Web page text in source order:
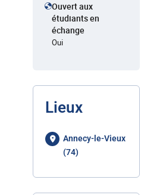
Ouvert aux
étudiants en
échange
Oui
Lieux
Annecy-le-Vieux
(74)